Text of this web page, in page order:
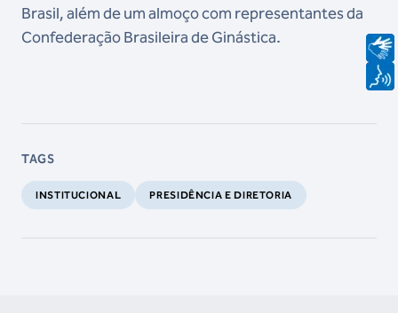
Brasil, além de um almoço com representantes da
Confederação Brasileira de Ginástica.
TAGS
INSTITUCIONAL PRESIDÊNCIA E DIRETORIA